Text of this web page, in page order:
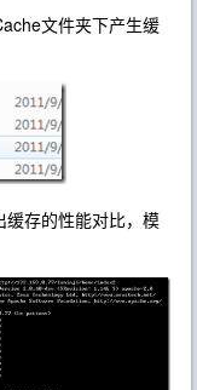
文件夹下产生缓
存的性能对比，模